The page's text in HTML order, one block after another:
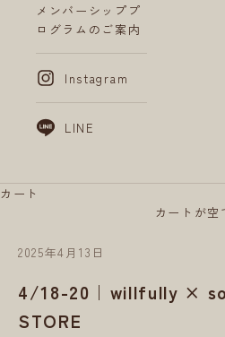
メンバーシッププ
ログラムのご案内
Instagram
LINE
カート
カートが空
2025年4月13日
4/18-20｜willfully ×
STORE